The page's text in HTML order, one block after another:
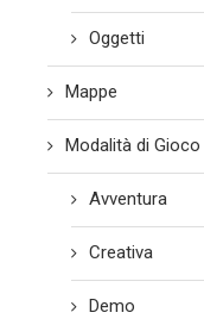
Oggetti
Mappe
Modalità di Gioco
Avventura
Creativa
Demo